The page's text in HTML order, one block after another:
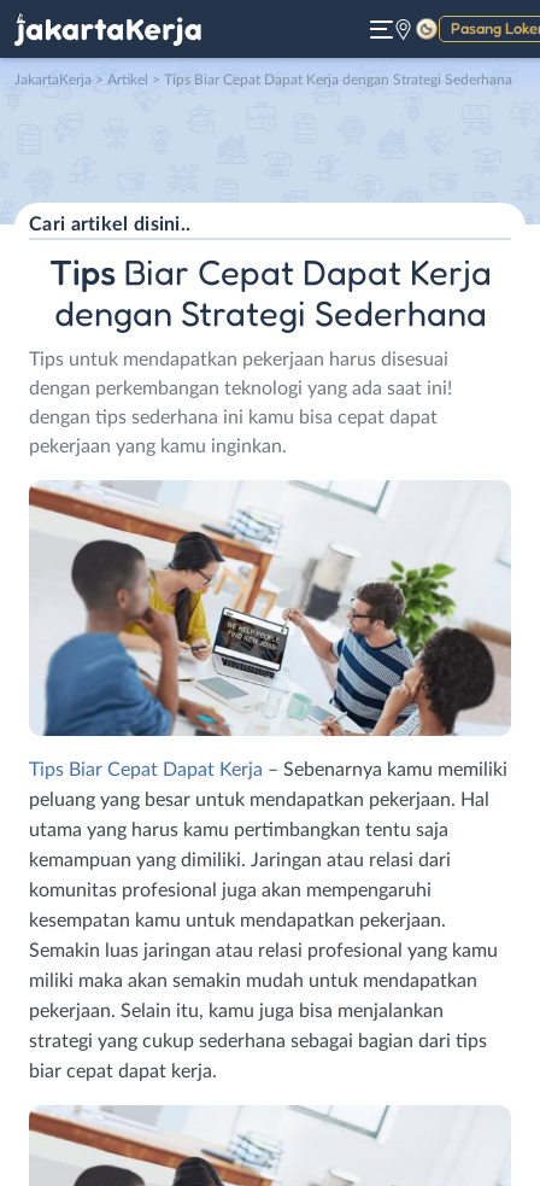
Pasang
Gelap
JakartaKerja > Artikel > Tips Biar Cepat Dapat Kerja dengan Strategi Sederhana
TipsBiar Cepat Dapat Kerja
dengan Strategi Sederhana
Tips untuk mendapatkan pekerjaan harus disesuai
dengan perkembangan teknologi yang ada saat ini!
dengan tips sederhana ini kamu bisa cepat dapat
pekerjaan yang kamu inginkan.
Tips Biar Cepat Dapat Kerja – Sebenarnya kamu memiliki
peluang yang besar untuk mendapatkan pekerjaan. Hal
utama yang harus kamu pertimbangkan tentu saja
kemampuan yang dimiliki. Jaringan atau relasi dari
komunitas profesional juga akan mempengaruhi
kesempatan kamu untuk mendapatkan pekerjaan.
Semakin luas jaringan atau relasi profesional yang kamu
miliki maka akan semakin mudah untuk mendapatkan
pekerjaan. Selain itu, kamu juga bisa menjalankan
strategi yang cukup sederhana sebagai bagian dari tips
biar cepat dapat kerja.